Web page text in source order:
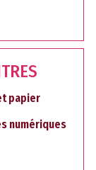
papier
numériques